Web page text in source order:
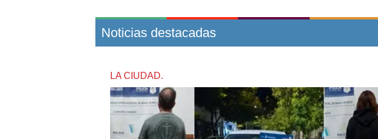
Noticias destacadas
LA CIUDAD.